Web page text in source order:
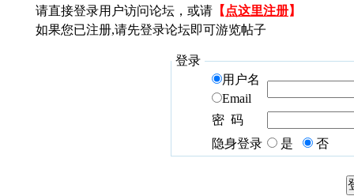
请直接登录用户访问论坛，或请 【 点这里注册】
如果您已注册,请先登录论坛即可游览帖子
登录
用户名
Email
密 码
隐身登录
是 否